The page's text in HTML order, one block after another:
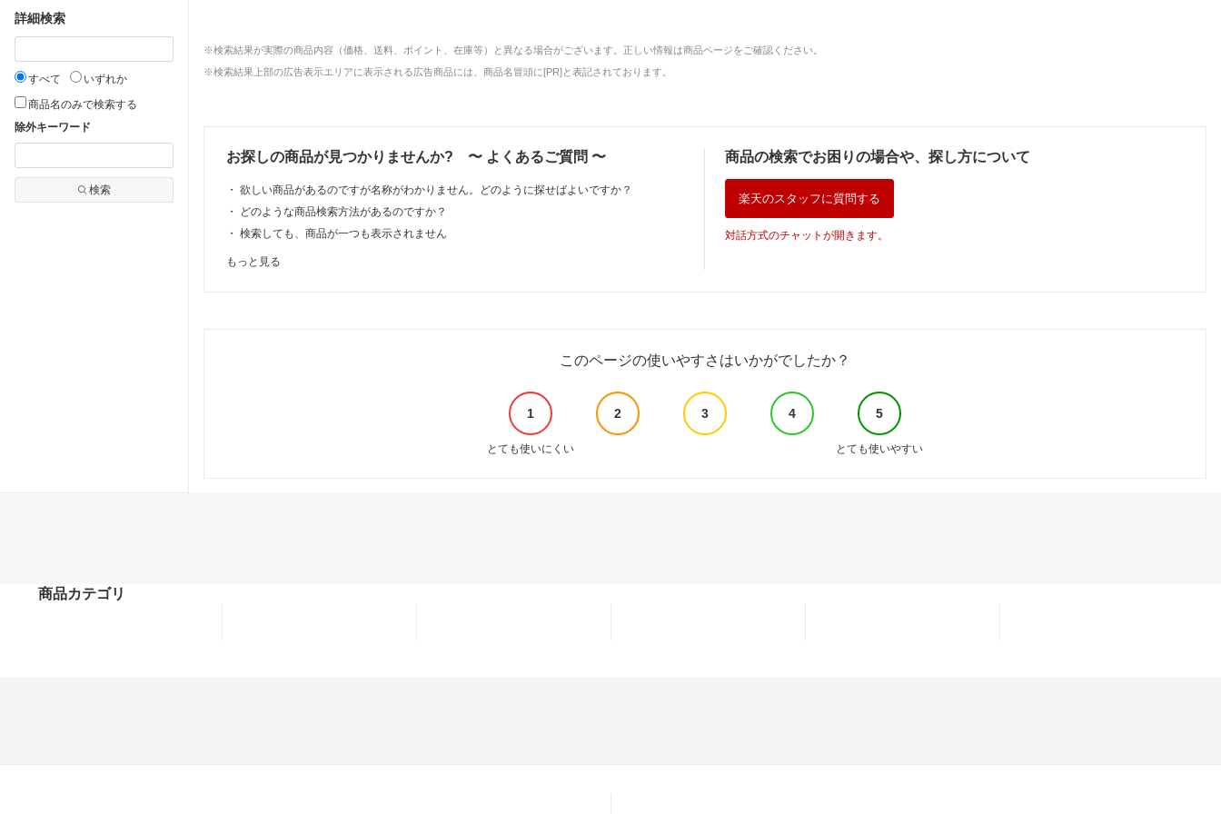
詳細検索
すべて
いずれか
商品名のみで検索する
除外キーワード
検索
※検索結果が実際の商品内容（価格、送料、ポイント、在庫等）と異なる場合がございます。正しい情報は商品ページをご確認ください。
※検索結果上部の広告表示エリアに表示される広告商品には、商品名冒頭に[PR]と表記されております。
お探しの商品が見つかりませんか? 〜 よくあるご質問 〜
・ 欲しい商品があるのですが名称がわかりません。どのように探せばよいですか？
・
どのような商品検索方法があるのですか？
・ 検索しても、商品が一つも表示されません
もっと見る
商品の検索でお困りの場合や、探し方について
楽天のスタッフに質問する
対話方式のチャットが開きます。
このページの使いやすさはいかがでしたか？
1 2 3 4 5
とても使いにくい とても使いやすい
商品カテゴリ